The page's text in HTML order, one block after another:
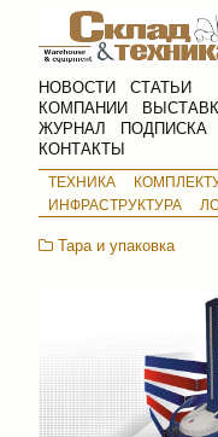
НОВОСТИ
СТАТЬИ
КОМПАНИИ
ЖУРНАЛ
ПОДПИСКА
КОНТАКТЫ
ТЕХНИКА
ИНФРАСТРУКТУРА
Тара и упаковка